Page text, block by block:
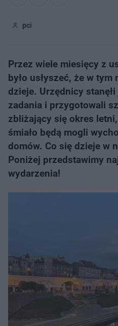
pci
Przez wiele miesięcy z
było usłyszeć, że w
dzieje. Urzędnicy
zadania i przygotowali
zbliżający się okres
śmiało będą mogli
domów. Co się dzieje w
Poniżej przedstawimy
wydarzenia!